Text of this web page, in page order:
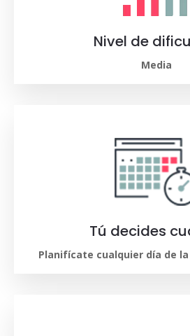
Nivel de
Media
Tú decides
Planifícate cualquier día de la